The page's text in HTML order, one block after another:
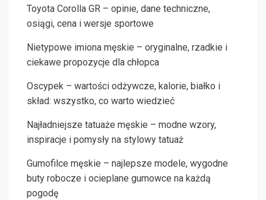
Toyota Corolla GR – opinie, dane techniczne,
osiągi, cena i wersje sportowe
Nietypowe imiona męskie – oryginalne, rzadkie i
ciekawe propozycje dla chłopca
Oscypek – wartości odżywcze, kalorie, białko i
skład: wszystko, co warto wiedzieć
Najładniejsze tatuaże męskie – modne wzory,
inspiracje i pomysły na stylowy tatuaż
Gumofilce męskie – najlepsze modele, wygodne
buty robocze i ocieplane gumowce na każdą
pogodę